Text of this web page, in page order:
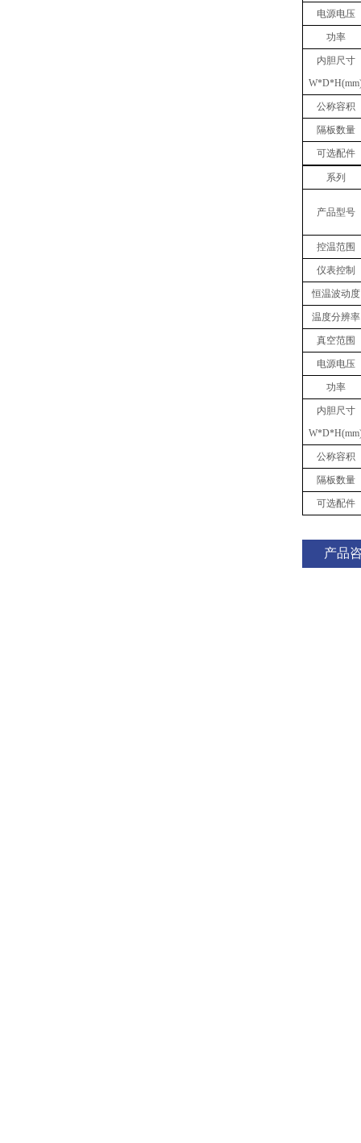
电源电压
功率
内胆尺寸
W*D*
公称容积
隔板数量
可选配件
系列
产品型号
控温范围
仪表控制
恒温波动度
温度分辨率
真空范围
电源电压
功率
内胆尺寸
W*D*
公称容积
隔板数量
可选配件
产品